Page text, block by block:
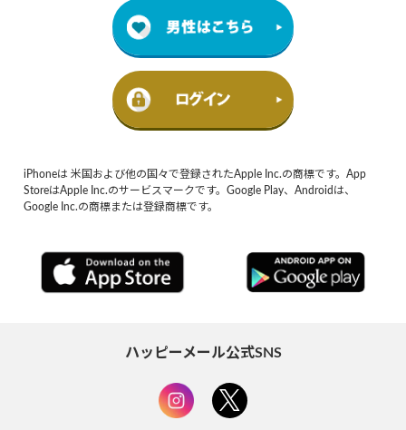
iPhoneは 米国および他の国々で登録されたApple Inc.の商標です。App
StoreはApple Inc.のサービスマークです。Google Play、Androidは、
Google Inc.の商標または登録商標です。
ハッピーメール公式SNS